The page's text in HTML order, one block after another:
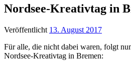
Nordsee-Kreativtag in
Veröffentlicht 13. August 2017
Für alle, die nicht dabei waren, folgt
Nordsee-Kreativtag in Bremen: